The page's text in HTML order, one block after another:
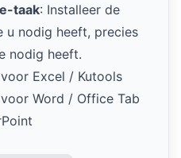
taak: Installeer de
u nodig heeft, precies
nodig heeft.
Excel / Kutools
Word / Office Tab